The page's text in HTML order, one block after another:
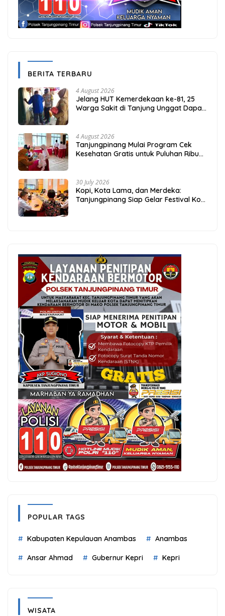
BERITA TERBARU
4 August 2026
Jelang HUT Kemerdekaan ke-81, 25
Warga Sakit di Tanjung Unggat Dapat
4 August 2026
Tanjungpinang Mulai Program Cek
Kesehatan Gratis untuk Puluhan Ribu
30 July 2026
Kopi, Kota Lama, dan Merdeka:
Tanjungpinang Siap Gelar Festival Kopi
POPULAR TAGS
Kabupaten Kepulauan Anambas Anambas
Ansar Ahmad Gubernur Kepri Kepri
WISATA